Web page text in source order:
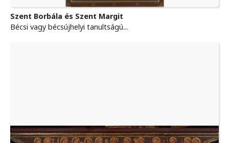
Szent Borbála és Szent Margit
Bécsi vagy bécsújhelyi tanultságú...